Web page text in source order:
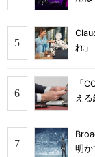
れ
「
え
明か